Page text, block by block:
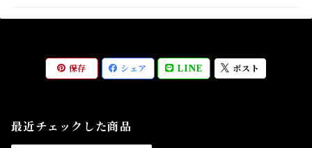
保存 シェア LINE ポスト
最近チェックした商品